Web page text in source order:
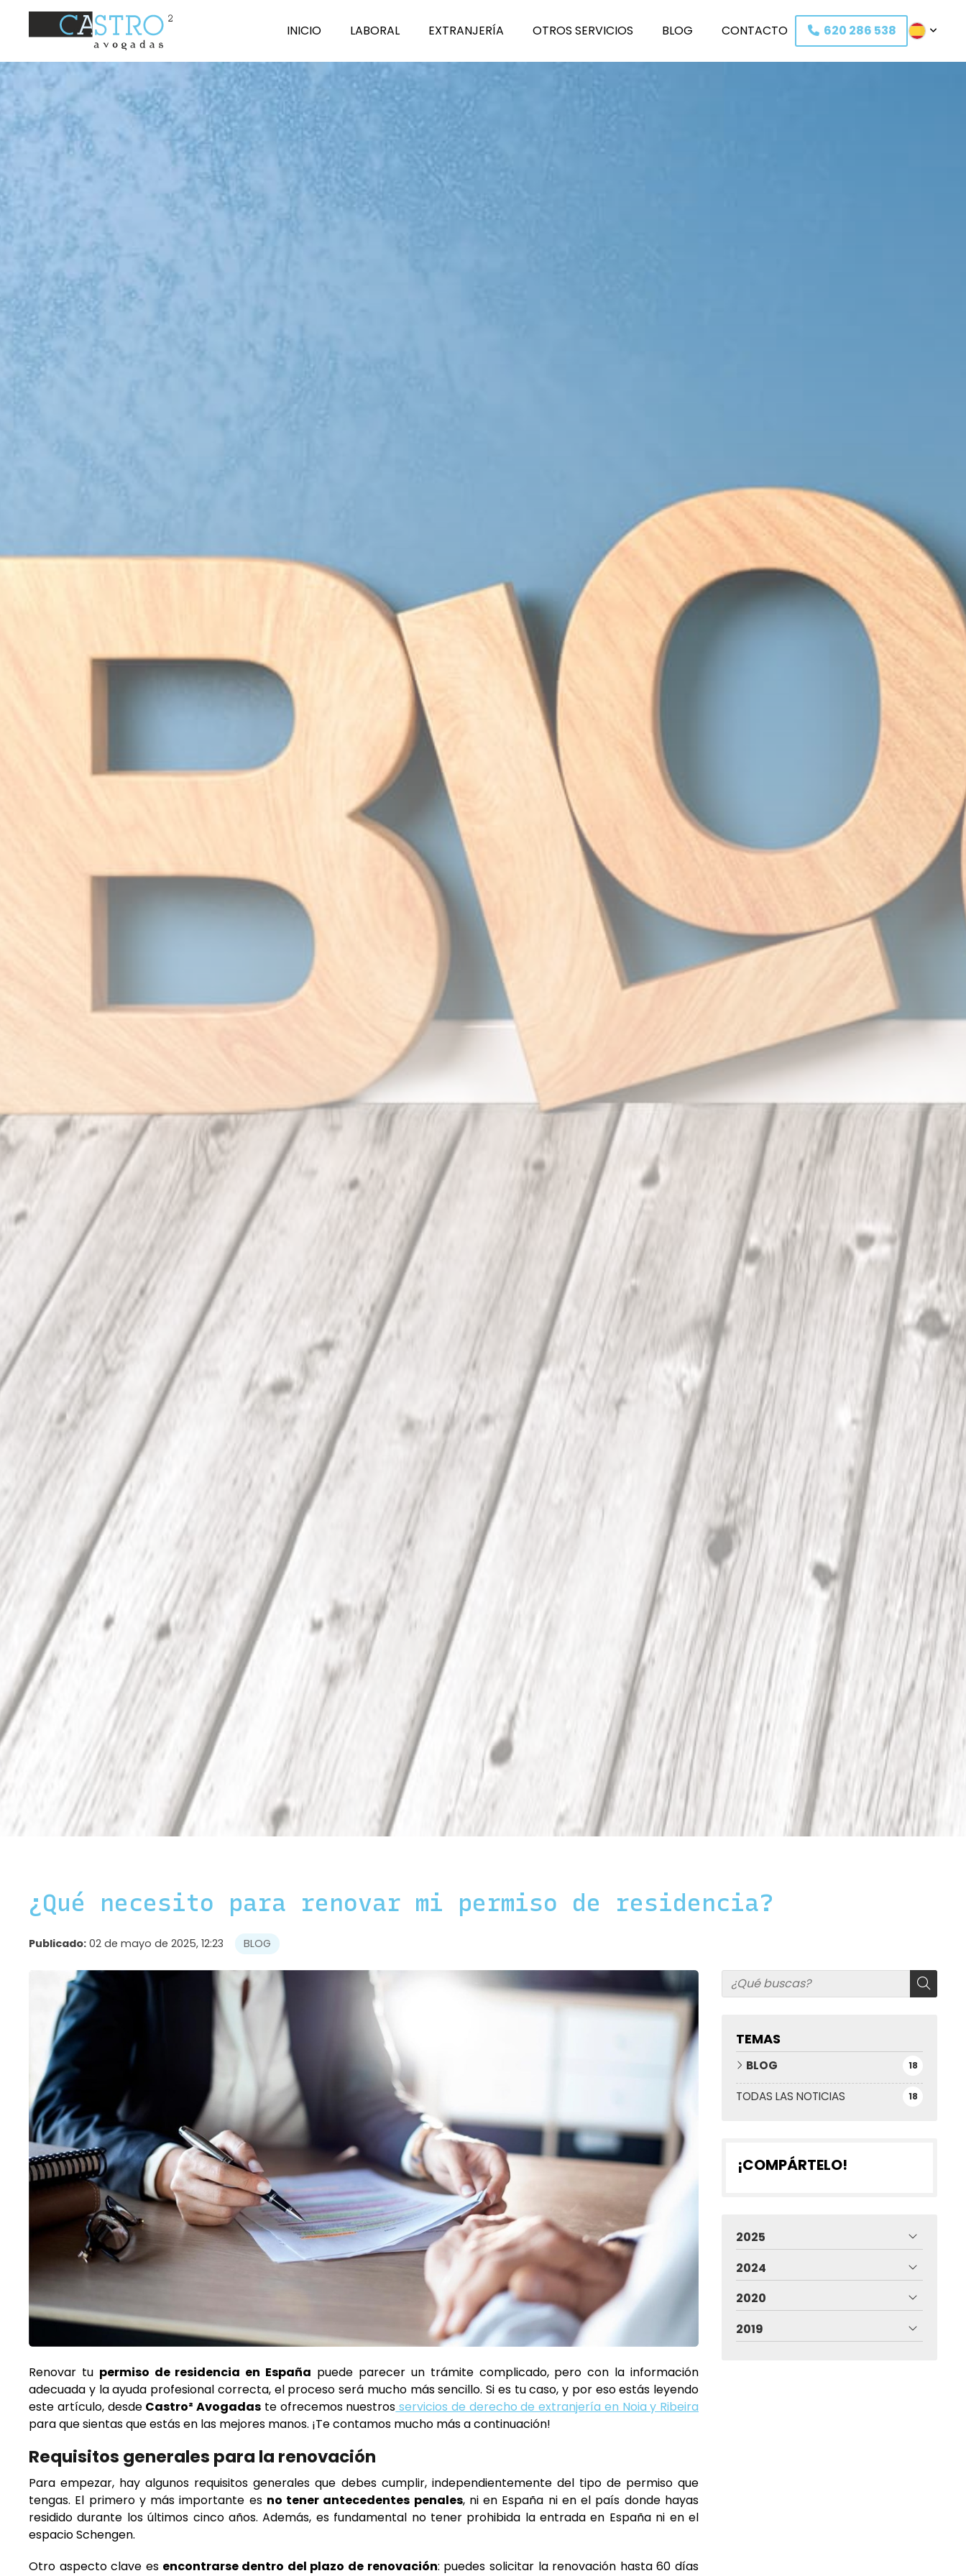
INICIO LABORAL EXTRANJERÍA OTROS SERVICIOS BLOG CONTACTO 620 286 538
¿Qué necesito para renovar mi permiso de residencia?
Publicado: 02 de mayo de 2025, 12:23 BLOG
TEMAS
TODAS LAS NOTICIAS 18
BLOG 18
Renovar tu permiso de residencia en España puede parecer un trámite complicado, pero con la información
adecuada y la ayuda profesional correcta, el proceso será mucho más sencillo. Si es tu caso, y por eso estás leyendo
este artículo, desde Castro² Avogadas te ofrecemos nuestros servicios de derecho de extranjería en Noia y Ribeira
para que sientas que estás en las mejores manos. ¡Te contamos mucho más a continuación!
Requisitos generales para la renovación
Para empezar, hay algunos requisitos generales que debes cumplir, independientemente del tipo de permiso que
tengas. El primero y más importante es no tener antecedentes penales, ni en España ni en el país donde hayas
residido durante los últimos cinco años. Además, es fundamental no tener prohibida la entrada en España ni en el
espacio Schengen.
Otro aspecto clave esencontrarse dentro del plazo de renovación: puedes solicitar la renovación hasta 60 días
¡COMPÁRTELO!
2025
2024
2020
2019